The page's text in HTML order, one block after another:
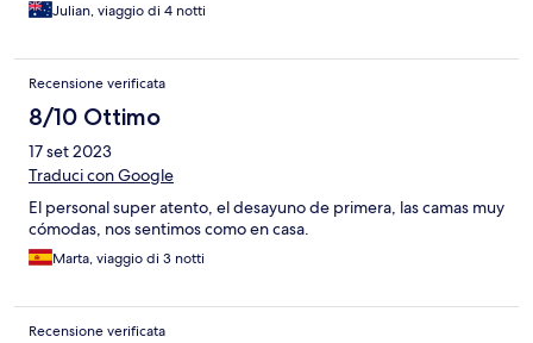
Julian, viaggio di 4 notti
Recensione verificata
8/10 Ottimo
17 set 2023
Traduci con Google
El personal super atento, el desayuno de primera, las camas muy
cómodas, nos sentimos como en casa.
Marta, viaggio di 3 notti
Recensione verificata